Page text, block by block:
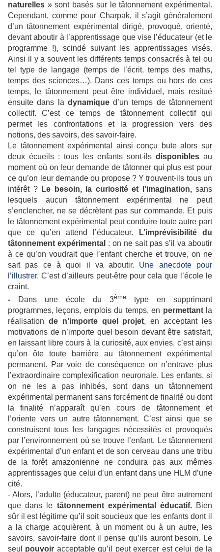
naturelles » sont basés sur le tâtonnement expérimental.
Cependant, comme pour Charpak, il s’agit généralement
d’un tâtonnement expérimental dirigé, provoqué, orienté,
devant aboutir à l’apprentissage que vise l’éducateur (et le
programme !), scindé suivant les apprentissages visés.
Ainsi il y a souvent les différents temps consacrés à tel ou
tel type de langage (temps de l’écrit, temps des maths,
temps des sciences…). Dans ces temps ou hors de ces
temps, le tâtonnement peut être individuel, mais resitué
ensuite dans la dynamiqued’un temps de tâtonnement
collectif. C’est ce temps de tâtonnement collectif qui
permet les confrontations et la progression vers des
notions, des savoirs, des savoir-faire.
Le tâtonnement expérimental ainsi conçu bute alors sur
deux écueils : tous les enfants sont-ils disponiblesau
moment où on leur demande de tâtonner qui plus est pour
ce qu’on leur demande ou propose ? Y trouvent-ils tous un
intérêt ? Le besoin, la curiosité et l’imagination,sans
lesquels aucun tâtonnement expérimental ne peut
s’enclencher, ne se décrètent pas sur commande. Et puis
le tâtonnement expérimental peut conduire toute autre part
que ce qu’en attend l’éducateur.
L’imprévisibilité du
tâtonnement expérimental : on ne sait pas s’il va aboutir
à ce qu’on voudrait que l’enfant cherche et trouve, on ne
sait pas ce à quoi il va aboutir. Une anecdote pour
l’illustrer. C’est d’ailleurs peut-être pour cela que l’école le
craint.
-
Dans une école du 3ème type en supprimant
programmes, leçons, emplois du temps, en permettantla
réalisation de n’importe quel projet, en acceptant les
motivations de n’importe quel besoin devant être satisfait,
en laissant libre cours à la curiosité, aux envies, c’est ainsi
qu’on ôte toute barrière au tâtonnement expérimental
permanent. Par voie de conséquence on n’entrave plus
l’extraordinaire complexification neuronale. Les enfants, si
on ne les a pas inhibés, sont dans un tâtonnement
expérimental permanent sans forcément de finalité ou dont
la finalité n’apparaît qu’en cours de tâtonnement et
l’oriente vers un autre tâtonnement. C’est ainsi que se
construisent tous les langages nécessités et provoqués
par l’environnement où se trouve l’enfant. Le tâtonnement
expérimental d’un enfant et de son cerveau dans une tribu
de la forêt amazonienne ne conduira pas aux mêmes
apprentissages que celui d’un enfant dans une HLM d’une
cité.
- Alors, l’adulte (éducateur, parent) ne peut être autrement
que dans le tâtonnement expérimental éducatif. Bien
sûr il est légitime qu’il soit soucieux que les enfants dont il
a la charge acquièrent, à un moment ou à un autre, les
savoirs, savoir-faire dont il pense qu’ils auront besoin. Le
seul pouvoir acceptable qu’il peut exercer est celui de la